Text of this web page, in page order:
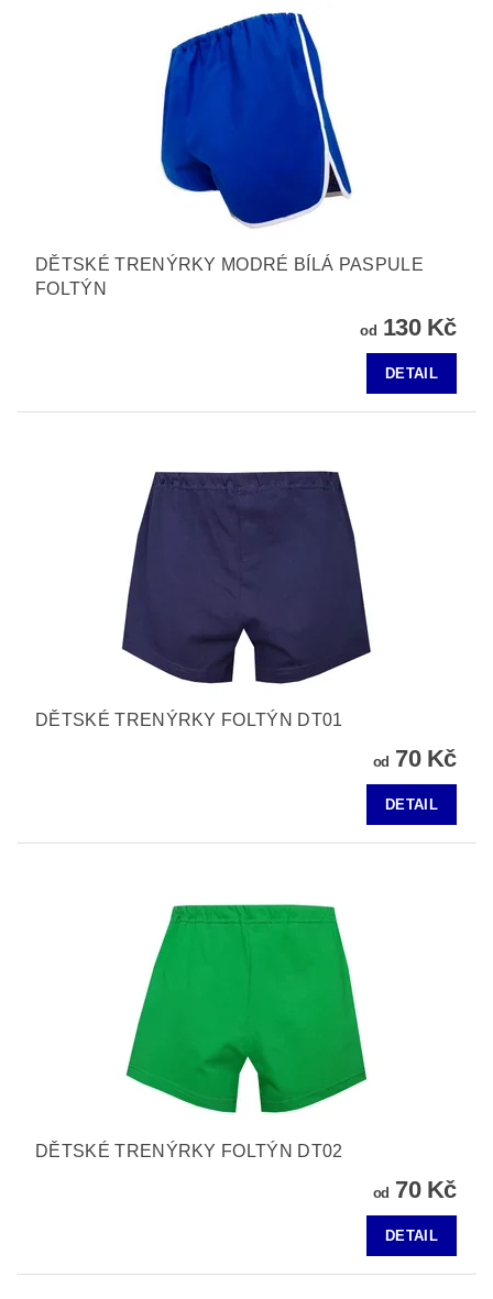
DĚTSKÉ TRENÝRKY MODRÉ BÍLÁ PASPULE
FOLTÝN
od 130 Kč
DETAIL
DĚTSKÉ TRENÝRKY FOLTÝN DT01
od 70 Kč
DETAIL
DĚTSKÉ TRENÝRKY FOLTÝN DT02
od 70 Kč
DETAIL